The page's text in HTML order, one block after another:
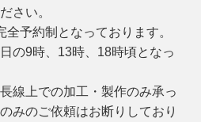
さい。
予約制となっております。
の9時、13時、18時頃となっ
線上での加工・製作のみ承っ
みのご依頼はお断りしており